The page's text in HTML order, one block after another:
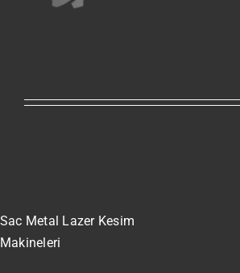
Sac Metal Lazer Kesim
Makineleri